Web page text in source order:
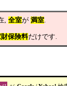
, 全室が 満室.
保険料だけです.